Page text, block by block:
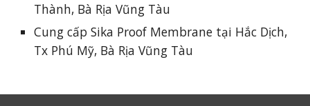
Thành, Bà Rịa Vũng Tàu
Cung cấp Sika Proof Membrane tại Hắc Dịch,
Tx Phú Mỹ, Bà Rịa Vũng Tàu